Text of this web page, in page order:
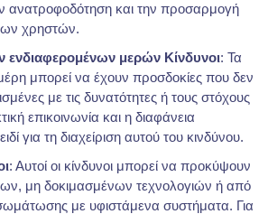
ανατροφοδότηση και την προσαρμογή
χρηστών.
ενδιαφερομένων μερών Κίνδυνοι: Τα
μπορεί να έχουν προσδοκίες που δεν
με τις δυνατότητες ή τους στόχους
επικοινωνία και η διαφάνεια
για τη διαχείριση αυτού του κινδύνου.
: Αυτοί οι κίνδυνοι μπορεί να προκύψουν
μη δοκιμασμένων τεχνολογιών ή από
με υφιστάμενα συστήματα. Για